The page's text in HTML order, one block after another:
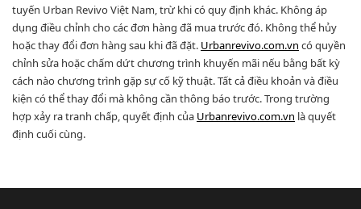
tuyến Urban Revivo Việt Nam, trừ khi có quy định khác. Không áp
dụng điều chỉnh cho các đơn hàng đã mua trước đó. Không thể hủy
hoặc thay đổi đơn hàng sau khi đã đặt. Urbanrevivo.com.vn có quyền
chỉnh sửa hoặc chấm dứt chương trình khuyến mãi nếu bằng bất kỳ
cách nào chương trình gặp sự cố kỹ thuật. Tất cả điều khoản và điều
kiện có thể thay đổi mà không cần thông báo trước. Trong trường
hợp xảy ra tranh chấp, quyết định của Urbanrevivo.com.vn là quyết
định cuối cùng.